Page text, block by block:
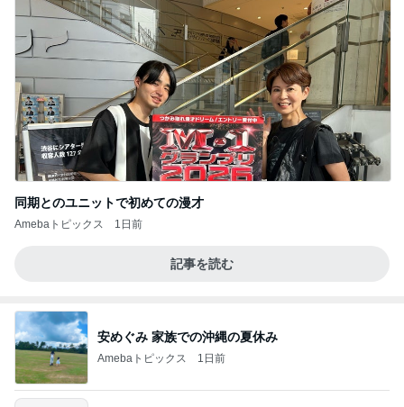
同期とのユニットで初めての漫才
Amebaトピックス 1日前
記事を読む
安めぐみ 家族での沖縄の夏休み
Amebaトピックス 1日前